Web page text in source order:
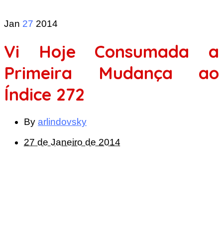
Jan 27 2014
Vi Hoje Consumada a
Primeira Mudança ao
Índice 272
By arlindovsky
27 de Janeiro de 2014